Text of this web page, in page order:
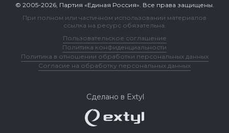
© 2005-2026, Партия «Единая Россия». Все права защищены.
При полном или частичном использовании материалов
ссылка на ресурс обязательна.
Пользовательское соглашение
Политика конфиденциальности
Политика в отношении обработки персональных данных
Согласие на обработку персональных данных
Сделано в Extyl